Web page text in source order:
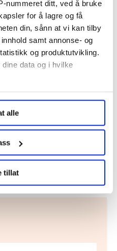
nummeret ditt, ved å bruke
for å lagre og få
din, sånn at vi kan tilby
samt annonse- og
og produktutvikling.
data og i hvilke
hvordan dine personlige
kan velge hvordan de skal
eller trekke tilbake ditt
informasjonskapsler.
hk-nytt.no
(cookies) for å
brukt slik at vi tilby
og utarbeide
hvordan du bruker
alle
tillat
studenter